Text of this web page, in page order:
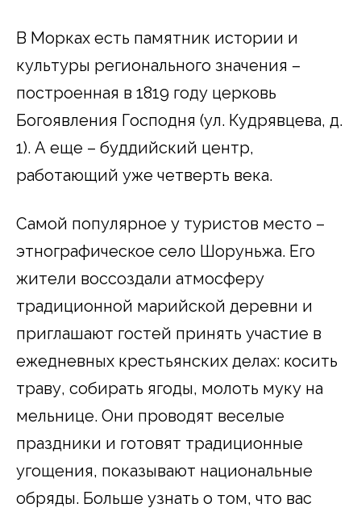
В Морках есть памятник истории и
культуры регионального значения –
построенная в 1819 году церковь
Богоявления Господня (ул. Кудрявцева, д.
1). А еще – буддийский центр,
работающий уже четверть века.
Самой популярное у туристов место –
этнографическое село Шоруньжа. Его
жители воссоздали атмосферу
традиционной марийской деревни и
приглашают гостей принять участие в
ежедневных крестьянских делах: косить
траву, собирать ягоды, молоть муку на
мельнице. Они проводят веселые
праздники и готовят традиционные
угощения, показывают национальные
обряды. Больше узнать о том, что вас